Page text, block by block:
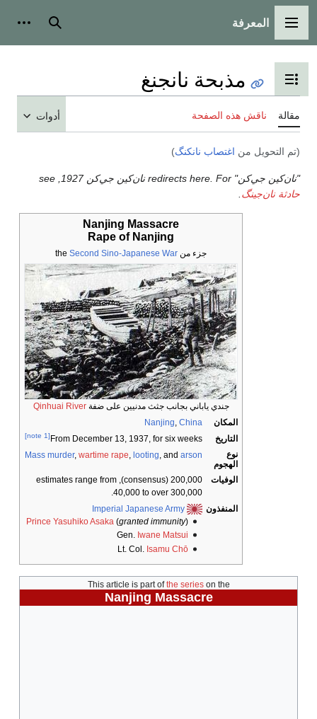
القائمة الرئيسية
المعرفة بحث
تبديل عرض جدول المحتويات
مذبحة نانجنغ
مقالة ناقش هذه الصفحة أدوات
(تم التحويل من اغتصاب نانكنگ)
"نان‌كين جي‌كن" redirects here. For نان‌كين جي‌كن 1927, see
حادثة نان‌جينگ
Nanjing Massacre
Rape of Nanjing
جزء من the Second Sino-Japanese War
جندي ياباني بجانب جثث مدنيين على ضفةQinhuai River
المكان
Nanjing, China
التاريخ
From December 13, 1937, for six weeks
[note 1]
نوع
الهجوم
Mass murder, wartime rape, looting, and arson
الوفيات
200,000 (consensus), estimates range from
40,000 to over 300,000.
المنفذون
Imperial Japanese Army
Prince Yasuhiko Asaka (granted immunity)
Gen. Iwane Matsui
Lt. Col. Isamu Chō
This article is part ofthe serieson the
Nanjing Massacre
Nanjing Massacre Victims Memorial Hall cross